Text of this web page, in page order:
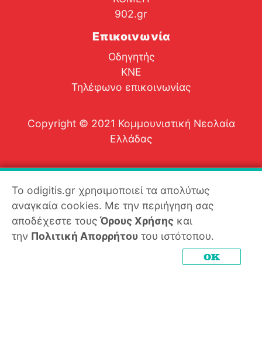
902.gr
Επικοινωνία
Οδηγητής
ΚΝΕ
Τηλέφωνο επικοινωνίας
Copyright © 2021 Κομμουνιστική Νεολαία
Ελλάδας
Το odigitis.gr χρησιμοποιεί τα απολύτως
αναγκαία cookies. Με την περιήγηση σας
αποδέχεστε τους Όρους Χρήσης και
την Πολιτική Απορρήτου του ιστότοπου.
OK